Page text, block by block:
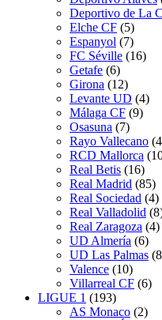
Deportivo de La
Elche CF (5)
Espanyol (7)
FC Séville (16)
Getafe (6)
Girona (12)
Levante UD (4)
Málaga CF (9)
Osasuna (7)
Rayo Vallecano
RCD Mallorca
Real Betis (16)
Real Madrid (85)
Real Sociedad (4)
Real Valladolid
Real Zaragoza (4)
UD Almería (6)
UD Las Palmas
Valence (10)
Villarreal CF (6)
LIGUE 1 (193)
AS Monaco (2)